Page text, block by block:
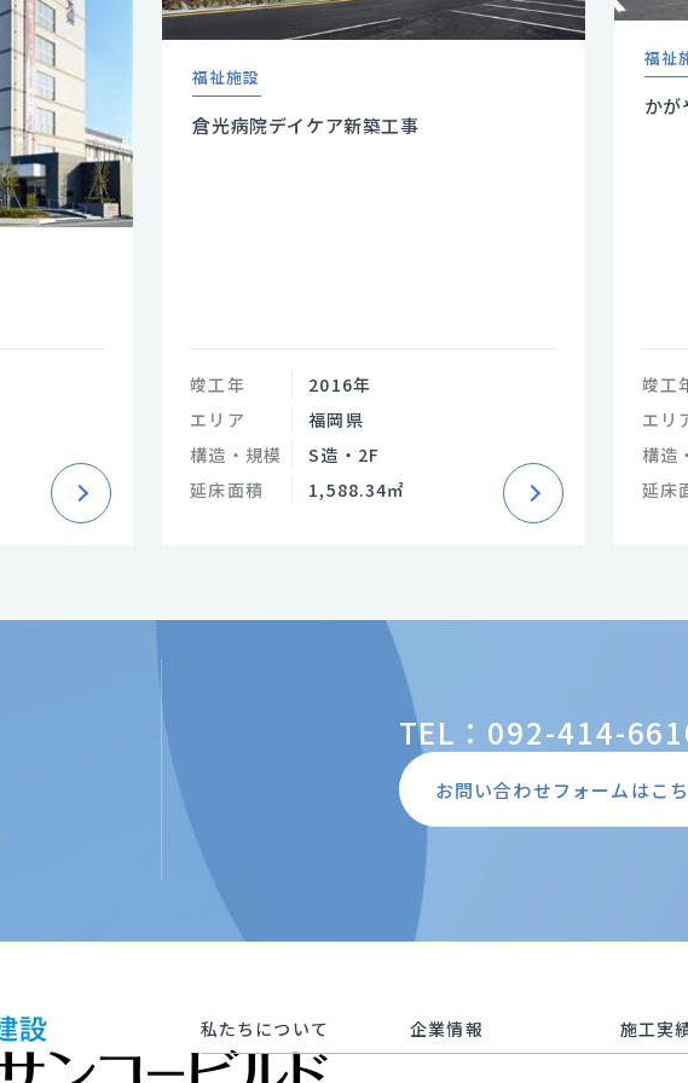
福祉施設
倉光病院デイケア新築工事
竣工年
2016年
エリア
福岡県
構造・規模
S造・2F
延床面積
1,588.34㎡
福祉
かが
竣工
エリ
構造
延床
TEL：092-414-
お問い合わせフォームはこ
私たちについて 企業情報 施工実